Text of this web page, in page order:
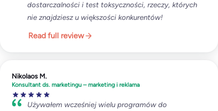
dostarczalności i test toksyczności, rzeczy, których
nie znajdziesz u większości konkurentów!
Read full review
Nikolaos M.
Konsultant ds. marketingu – marketing i reklama
Używałem wcześniej wielu programów do